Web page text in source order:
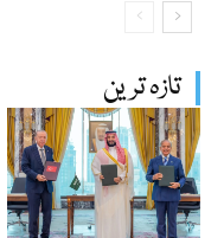
تازہ ترین